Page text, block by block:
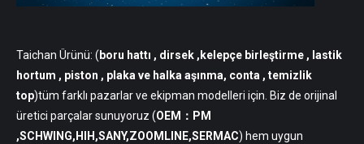
Taichan Ürünü: (boru hattı , dirsek ,kelepçe birleştirme , lastik
hortum , piston , plaka ve halka aşınma, conta , temizlik
top)tüm farklı pazarlar ve ekipman modelleri için. Biz de orijinal
üretici parçalar sunuyoruz (OEM：PM
,SCHWING,HIH,SANY,ZOOMLINE,SERMAC) hem uygun